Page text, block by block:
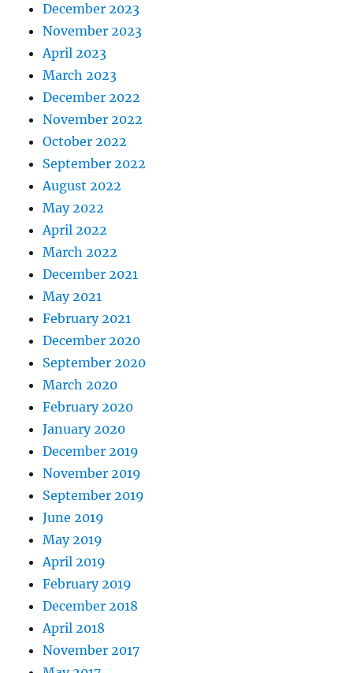
December 2023
November 2023
April 2023
March 2023
December 2022
November 2022
October 2022
September 2022
August 2022
May 2022
April 2022
March 2022
December 2021
May 2021
February 2021
December 2020
September 2020
March 2020
February 2020
January 2020
December 2019
November 2019
September 2019
June 2019
May 2019
April 2019
February 2019
December 2018
April 2018
November 2017